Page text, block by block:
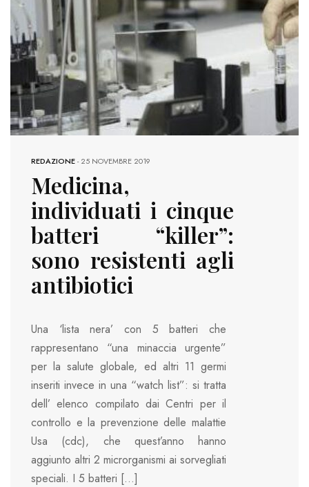
REDAZIONE-25 NOVEMBRE 2019
Medicina,
individuati i cinque
batteri “killer”:
sono resistenti agli
antibiotici
Una ‘lista nera’ con 5 batteri che
rappresentano “una minaccia urgente”
per la salute globale, ed altri 11 germi
inseriti invece in una “watch list”: si tratta
dell’ elenco compilato dai Centri per il
controllo e la prevenzione delle malattie
Usa (cdc), che quest’anno hanno
aggiunto altri 2 microrganismi ai sorvegliati
speciali. I 5 batteri […]